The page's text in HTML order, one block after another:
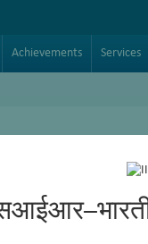
Achievements Services